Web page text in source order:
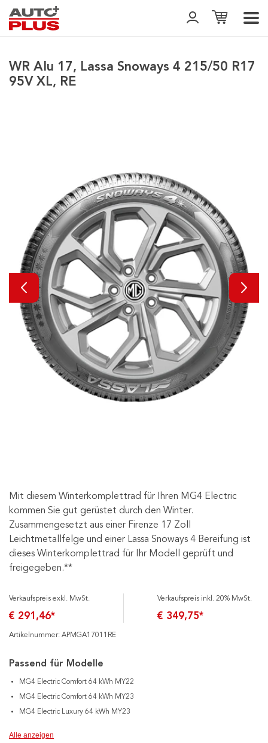
WR Alu 17, Lassa Snoways 4 215/50 R17
95V XL, RE
Mit diesem Winterkomplettrad für Ihren MG4 Electric
kommen Sie gut gerüstet durch den Winter.
Zusammengesetzt aus einer Firenze 17 Zoll
Leichtmetallfelge und einer Lassa Snoways 4 Bereifung ist
dieses Winterkomplettrad für Ihr Modell geprüft und
freigegeben.**
Verkaufspreis exkl. MwSt.
€ 291,46*
Verkaufspreis inkl. 20% MwSt.
€ 349,75*
Artikelnummer: APMGA17011RE
Passend für Modelle
MG4 Electric Comfort 64 kWh MY22
MG4 Electric Comfort 64 kWh MY23
MG4 Electric Luxury 64 kWh MY23
Alle anzeigen